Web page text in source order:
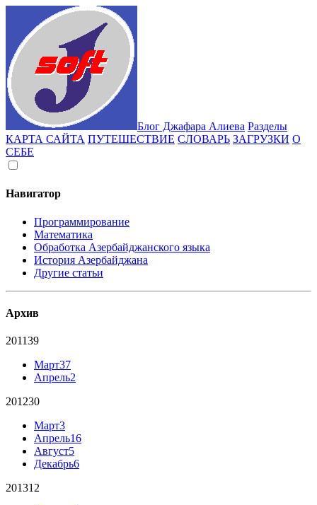
Блог Джафара Алиева Разделы
КАРТА САЙТА ПУТЕШЕСТВИЕ СЛОВАРЬ ЗАГРУЗКИ О
СЕБЕ
Навигатор
Программирование
Математика
Обработка Азербайджанского языка
История Азербайджана
Другие статьи
Архив
201139
Март37
Апрель2
201230
Март3
Апрель16
Август5
Декабрь6
201312